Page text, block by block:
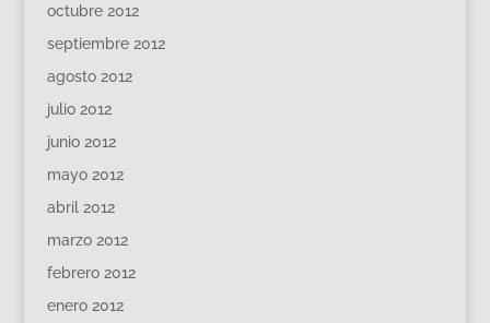
octubre 2012
septiembre 2012
agosto 2012
julio 2012
junio 2012
mayo 2012
abril 2012
marzo 2012
febrero 2012
enero 2012